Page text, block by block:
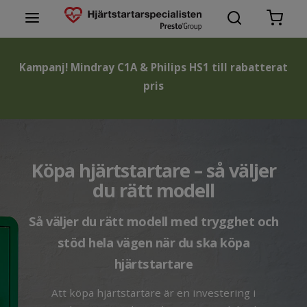
Varumärken hjärtstartare
Kontakta oss
Kampanj! Mindray C1A & Philips HS1 till rabatterat
pris
Köpa hjärtstartare – så väljer
du rätt modell
Så väljer du rätt modell med trygghet och
stöd hela vägen när du ska köpa
hjärtstartare
Att köpa hjärtstartare är en investering i